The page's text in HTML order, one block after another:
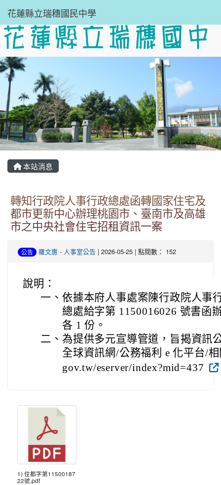
花蓮縣立瑞穗國民中學
本站消息
轉知行政院人事行政總處函轉國家住宅及
都市更新中心辦理桃園市、臺南市及高雄
市之中央社會住宅招租資訊一案
公告 羅文惠 - 人事室公告 | 2026-05-25 | 點閱數： 152
說明：
一、 依據本府人事處案陳行政院人事
總處給字第 1150016026 號書函
各 1 份。
二、 為提供多元宣導管道，旨揭資訊
全球資訊網/公務福利 e 化平台/
gov.tw/eserver/index?mid=437
1) 住都字第11500187
22號.pdf